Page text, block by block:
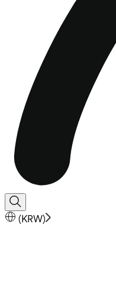
(KRW)